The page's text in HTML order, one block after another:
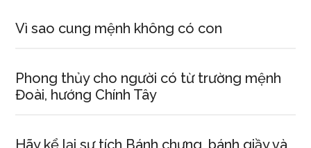
Vì sao cung mệnh không có con
Phong thủy cho người có từ trường mệnh
Đoài, hướng Chính Tây
Hãy kể lại sự tích Bánh chưng, bánh giầy và